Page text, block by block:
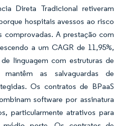
Direta Tradicional retiveram
hospitais avessos ao risco
comprovadas. A prestação com
a um CAGR de 11,95%,
linguagem com estruturas de
as salvaguardas de
Os contratos de BPaaS
software por assinatura
particularmente atrativos para